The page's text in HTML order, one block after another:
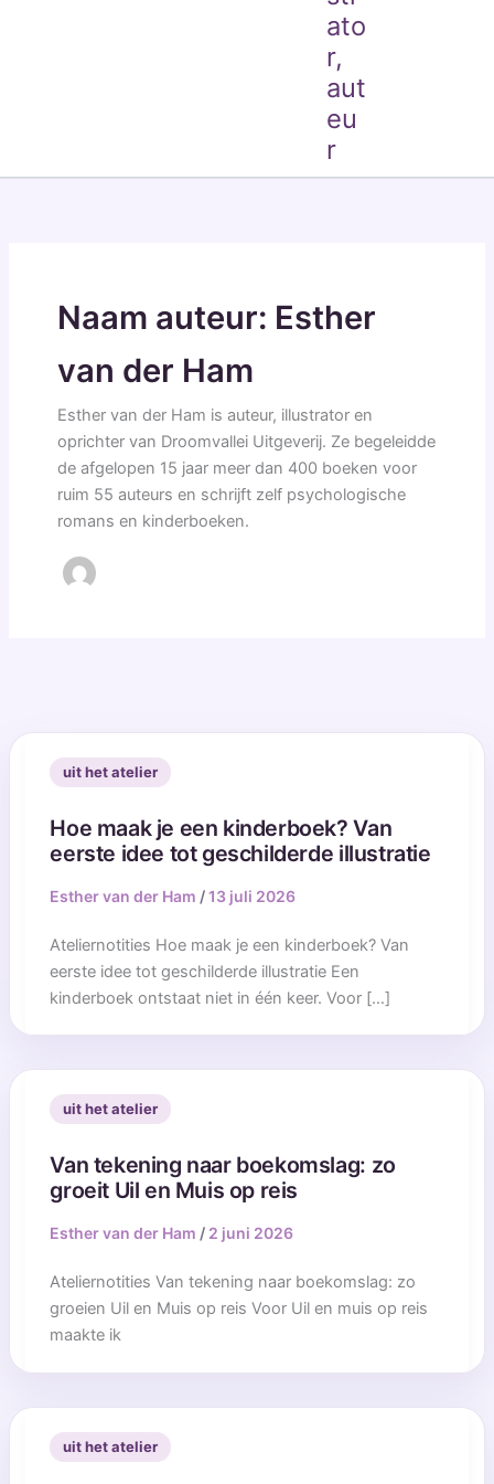
ato
r,
aut
eu
r
Naam auteur: Esther
van der Ham
Esther van der Ham is auteur, illustrator en
oprichter van Droomvallei Uitgeverij. Ze begeleidde
de afgelopen 15 jaar meer dan 400 boeken voor
ruim 55 auteurs en schrijft zelf psychologische
romans en kinderboeken.
uit het atelier
Hoe maak je een kinderboek? Van
eerste idee tot geschilderde illustratie
Esther van der Ham /13 juli 2026
Ateliernotities Hoe maak je een kinderboek? Van
eerste idee tot geschilderde illustratie Een
kinderboek ontstaat niet in één keer. Voor […]
uit het atelier
Van tekening naar boekomslag: zo
groeit Uil en Muis op reis
Esther van der Ham / 2 juni 2026
Ateliernotities Van tekening naar boekomslag: zo
groeien Uil en Muis op reis Voor Uil en muis op reis
maakte ik
uit het atelier